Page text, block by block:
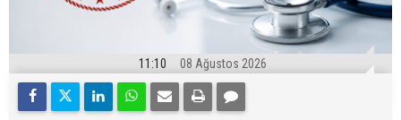
11:10 08 Ağustos 2026